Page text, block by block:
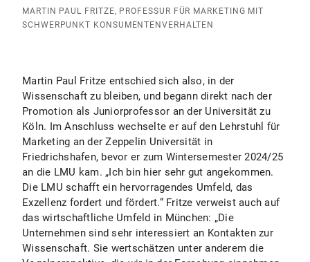
MARTIN PAUL FRITZE, PROFESSUR FÜR MARKETING MIT
SCHWERPUNKT KONSUMENTENVERHALTEN
Martin Paul Fritze entschied sich also, in der
Wissenschaft zu bleiben, und begann direkt nach der
Promotion als Juniorprofessor an der Universität zu
Köln. Im Anschluss wechselte er auf den Lehrstuhl für
Marketing an der Zeppelin Universität in
Friedrichshafen, bevor er zum Wintersemester 2024/25
an die LMU kam. „Ich bin hier sehr gut angekommen.
Die LMU schafft ein hervorragendes Umfeld, das
Exzellenz fordert und fördert.“ Fritze verweist auch auf
das wirtschaftliche Umfeld in München: „Die
Unternehmen sind sehr interessiert an Kontakten zur
Wissenschaft. Sie wertschätzen unter anderem die